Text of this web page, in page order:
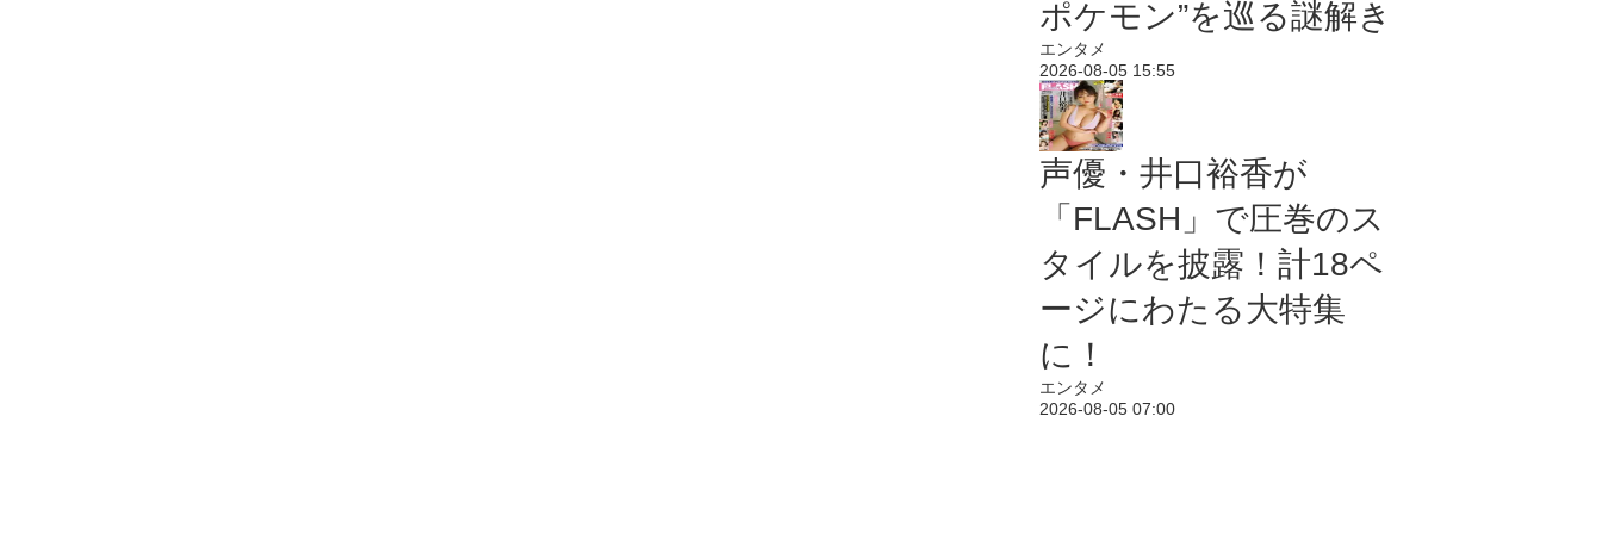
ポケモン”を巡る謎解き
エンタメ
2026-08-05 15:55
声優・井口裕香が
「FLASH」で圧巻のス
タイルを披露！計18ペ
ージにわたる大特集
に！
エンタメ
2026-08-05 07:00